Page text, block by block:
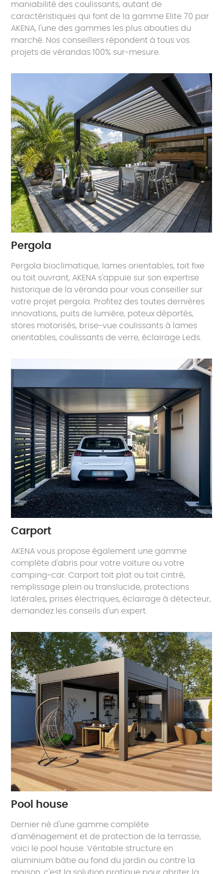
maniabilité des coulissants, autant de
caractéristiques qui font de la gamme Elite 70 par
AKENA, l'une des gammes les plus abouties du
marché. Nos conseillers répondent à tous vos
projets de vérandas 100% sur-mesure.
Pergola
Pergola bioclimatique, lames orientables, toit fixe
ou toit ouvrant, AKENA s'appuie sur son expertise
historique de la véranda pour vous conseiller sur
votre projet pergola. Profitez des toutes dernières
innovations, puits de lumière, poteux déportés,
stores motorisés, brise-vue coulissants à lames
orientables, coulissants de verre, éclairage Leds.
Carport
AKENA vous propose également une gamme
complète d'abris pour votre voiture ou votre
camping-car. Carport toit plat ou toit cintré,
remplissage plein ou translucide, protections
latérales, prises électriques, éclairage à détecteur,
demandez les conseils d'un expert.
Pool house
Dernier né d'une gamme complète
d'aménagement et de protection de la terrasse,
voici le pool house. Véritable structure en
aluminium bâtie au fond du jardin ou contre la